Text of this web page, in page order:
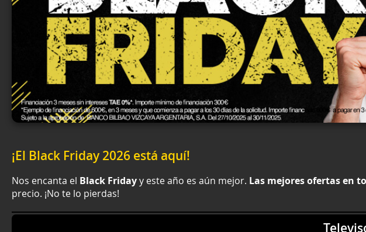
¡El Black Friday 2026 está aquí!
Nos encanta el Black Fridayy este año es aún mejor. Las mejores ofertas en
precio. ¡No te lo pierdas!